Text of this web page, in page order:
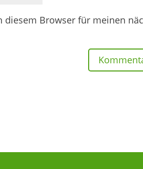
diesem Browser für meinen